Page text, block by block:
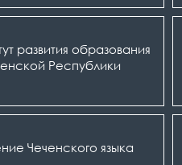
развития образования
Республики
Чеченского языка